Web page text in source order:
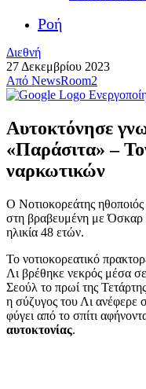
Ροή
Διεθνή
27 Δεκεμβρίου 2023
Από NewsRoom2
Αυτοκτόνησε
«Παράσιτα» –
ναρκωτικών
Ο Νοτιοκορεάτης
στη βραβευμένη με Όσκαρ
ηλικία 48 ετών.
Το νοτιοκορεατικό
Λι βρέθηκε νεκρός μέσα
Σεούλ το πρωί της
η σύζυγος του Λι ανέφερε
φύγει από το σπίτι
αυτοκτονίας.